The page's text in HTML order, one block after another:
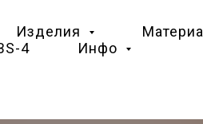
Изделия
4
Инфо